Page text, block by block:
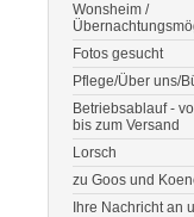
Wonsheim /
Fotos gesucht
Pflege/Über uns/
Betriebsablauf -
bis zum Versand
Lorsch
zu Goos und
Ihre Nachricht an